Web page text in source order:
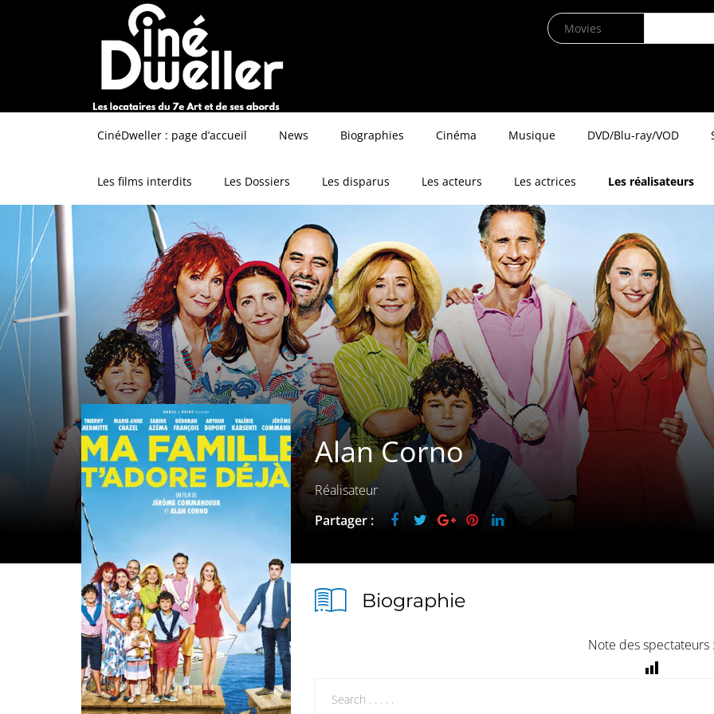
CinéDweller : page d’accueil News Biographies Cinéma Musique DVD/Blu-ray/VOD
Les films interdits Les Dossiers Les disparus Les acteurs Les actrices Les réalisateurs
Alan Corno
Réalisateur
Partager :
Biographie
Note des spectateurs